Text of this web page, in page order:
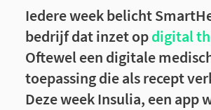
Iedere week belicht
bedrijf dat inzet opdigital
Oftewel een digitale
toepassing die als recept
Deze week Insulia, een app